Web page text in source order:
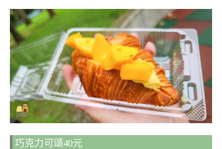
巧克力可頌40元